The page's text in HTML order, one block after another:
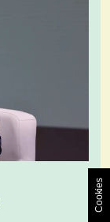
Cookies